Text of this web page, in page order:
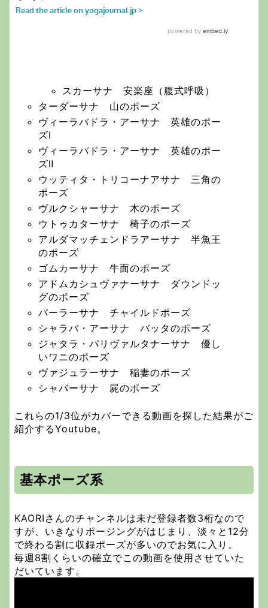
スカーサナ 安楽座（腹式呼吸）
ターダーサナ 山のポーズ
ヴィーラバドラ・アーサナ 英雄のポー
ズⅠ
ヴィーラバドラ・アーサナ 英雄のポー
ズⅡ
ウッティタ・トリコーナアサナ 三角の
ポーズ
ヴルクシャーサナ 木のポーズ
ウトゥカターサナ 椅子のポーズ
アルダマッチェンドラアーサナ 半魚王
のポーズ
ゴムカーサナ 牛面のポーズ
アドムカシュヴァナーサナ ダウンドッ
グのポーズ
バーラーサナ チャイルドポーズ
シャラバ・アーサナ バッタのポーズ
ジャタラ・パリヴァルタナーサナ 優し
いワニのポーズ
ヴァジュラーサナ 稲妻のポーズ
シャバーサナ 屍のポーズ
これらの1/3位がカバーできる動画を探した結果がご
紹介するYoutube。
基本ポーズ系
KAORIさんのチャンネルは未だ登録者数3桁なので
すが、いきなりポージングがはじまり、淡々と12分
で終わる割に収録ポーズが多いのでお気に入り。
毎週8割くらいの確立でこの動画を使用させていた
だいています。